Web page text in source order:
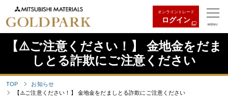
オンライントレード
ログイン
MENU
【⚠️ご注意ください！】 金地金をだま
しとる詐欺にご注意ください
TOP
お知らせ
【⚠️ご注意ください！】 金地金をだましとる詐欺にご注意ください